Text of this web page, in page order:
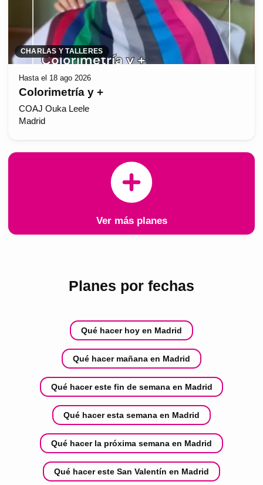
CHARLAS Y TALLERES
Hasta el 18 ago 2026
Colorimetría y +
COAJ Ouka Leele
Madrid
Ver más planes
Planes por fechas
Qué hacer hoy en Madrid
Qué hacer mañana en Madrid
Qué hacer este fin de semana en Madrid
Qué hacer esta semana en Madrid
Qué hacer la próxima semana en Madrid
Qué hacer este San Valentín en Madrid